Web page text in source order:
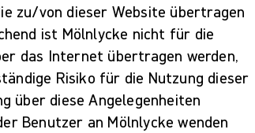
zu/von dieser Website übertragen
ist Mölnlycke nicht für die
das Internet übertragen werden,
Risiko für die Nutzung dieser
über diese Angelegenheiten
Benutzer an Mölnlycke wenden